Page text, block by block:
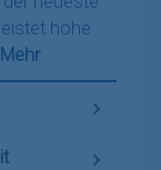
hohe
Mehr